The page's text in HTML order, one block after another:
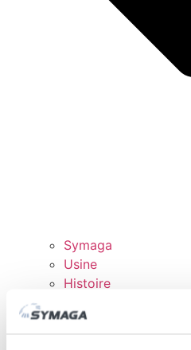
Symaga
Usine
Histoire
Responsabilité des